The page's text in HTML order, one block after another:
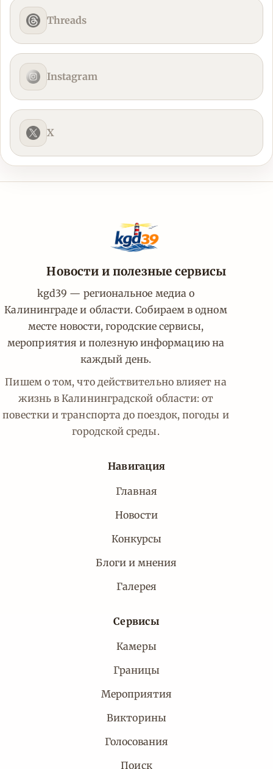
Threads
Instagram
X
Новости и полезные сервисы
kgd39 — региональное медиа о
Калининграде и области. Собираем в одном
месте новости, городские сервисы,
мероприятия и полезную информацию на
каждый день.
Пишем о том, что действительно влияет на
жизнь в Калининградской области: от
повестки и транспорта до поездок, погоды и
городской среды.
Навигация
Главная
Новости
Конкурсы
Блоги и мнения
Галерея
Сервисы
Камеры
Границы
Мероприятия
Викторины
Голосования
Поиск